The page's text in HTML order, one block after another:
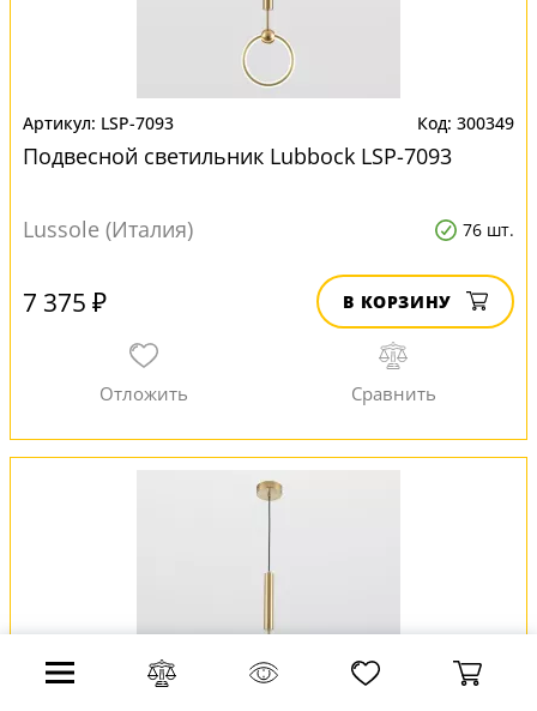
LSP-7093 300349
Подвесной светильник Lubbock LSP-7093
Lussole (Италия) 76 шт.
7 375 ₽ В КОРЗИНУ